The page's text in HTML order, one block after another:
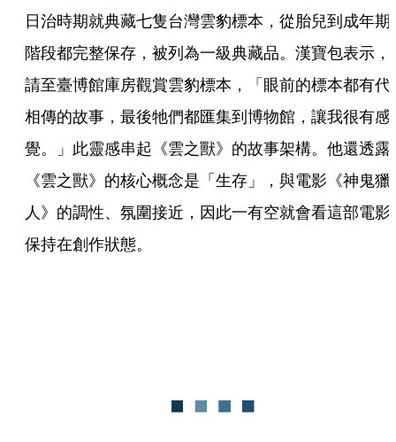
日治時期就典藏七隻台灣雲豹標本，從胎兒到成年期
階段都完整保存，被列為一級典藏品。漢寶包表示，
請至臺博館庫房觀賞雲豹標本，「眼前的標本都有代
相傳的故事，最後牠們都匯集到博物館，讓我很有感
覺。」此靈感串起《雲之獸》的故事架構。他還透露
《雲之獸》的核心概念是「生存」，與電影《神鬼獵
人》的調性、氛圍接近，因此一有空就會看這部電影
保持在創作狀態。